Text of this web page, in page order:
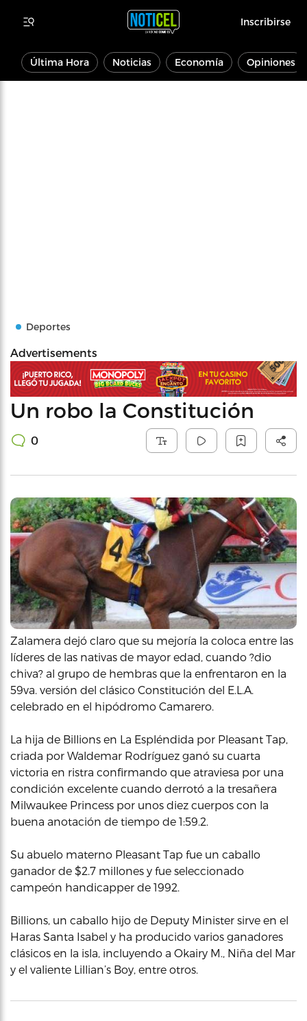
Inscribirse
Última Hora Noticias Economía Opiniones
Deportes
Advertisements
Un robo la Constitución
0
Zalamera dejó claro que su mejoría la coloca entre las
líderes de las nativas de mayor edad, cuando ?dio
chiva? al grupo de hembras que la enfrentaron en la
59va. versión del clásico Constitución del E.L.A.
celebrado en el hipódromo Camarero.
La hija de Billions en La Espléndida por Pleasant Tap,
criada por Waldemar Rodríguez ganó su cuarta
victoria en ristra confirmando que atraviesa por una
condición excelente cuando derrotó a la tresañera
Milwaukee Princess por unos diez cuerpos con la
buena anotación de tiempo de 1:59.2.
Su abuelo materno Pleasant Tap fue un caballo
ganador de $2.7 millones y fue seleccionado
campeón handicapper de 1992.
Billions, un caballo hijo de Deputy Minister sirve en el
Haras Santa Isabel y ha producido varios ganadores
clásicos en la isla, incluyendo a Okairy M., Niña del Mar
y el valiente Lillian’s Boy, entre otros.